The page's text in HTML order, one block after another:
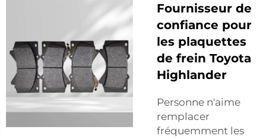
Fournisseur de
confiance pour
les plaquettes
de frein Toyota
Highlander
Personne n'aime
remplacer
fréquemment les